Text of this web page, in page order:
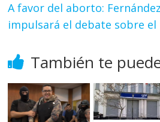
A favor del aborto:
impulsará el debate sobre el
También te